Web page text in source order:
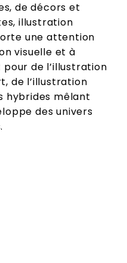
illustration
une attention
visuelle et à
de l’illustration
de l’illustration
hybrides mêlant
des univers